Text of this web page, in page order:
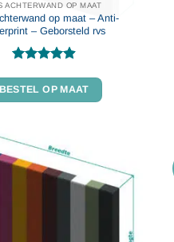
ACHTERWAND OP MAAT
op maat – Anti-
– Geborsteld rvs
4.88uit 5
BESTEL OP MAAT